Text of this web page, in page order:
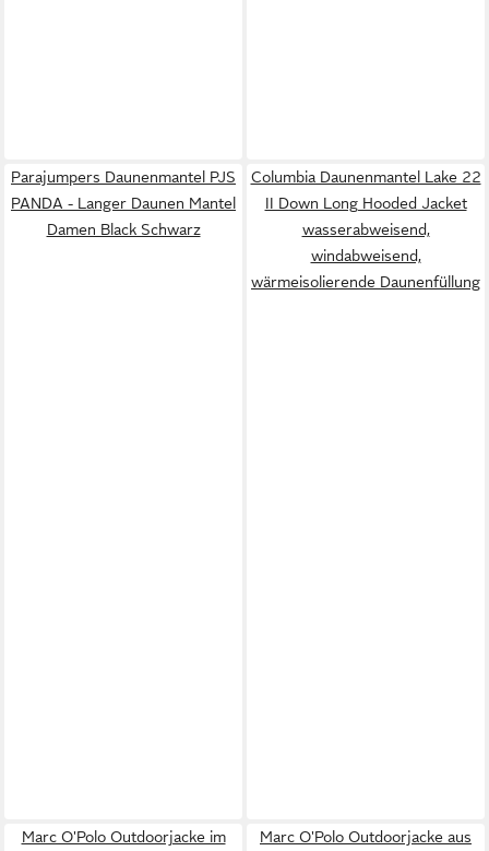
Parajumpers Daunenmantel PJS
PANDA - Langer Daunen Mantel
Damen Black Schwarz
Columbia Daunenmantel Lake 22
II Down Long Hooded Jacket
wasserabweisend,
windabweisend,
wärmeisolierende Daunenfüllung
Marc O'Polo Outdoorjacke im
Marc O'Polo Outdoorjacke aus